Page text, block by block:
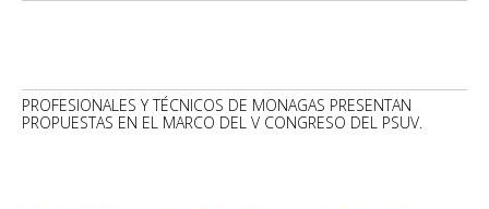
PROFESIONALES Y TÉCNICOS DE MONAGAS PRESENTAN
PROPUESTAS EN EL MARCO DEL V CONGRESO DEL PSUV.